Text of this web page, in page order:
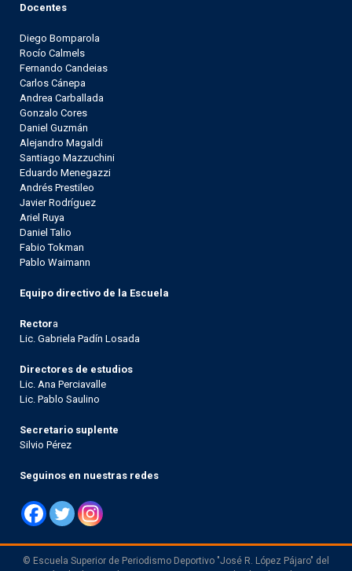
Docentes
Diego Bomparola
Rocío Calmels
Fernando Candeias
Carlos Cánepa
Andrea Carballada
Gonzalo Cores
Daniel Guzmán
Alejandro Magaldi
Santiago Mazzuchini
Eduardo Menegazzi
Andrés Prestileo
Javier Rodríguez
Ariel Ruya
Daniel Talio
Fabio Tokman
Pablo Waimann
Equipo directivo de la Escuela
Rectora
Lic. Gabriela Padín Losada
Directores de estudios
Lic. Ana Perciavalle
Lic. Pablo Saulino
Secretario suplente
Silvio Pérez
Seguinos en nuestras redes
© Escuela Superior de Periodismo Deportivo "José R. López Pájaro" del